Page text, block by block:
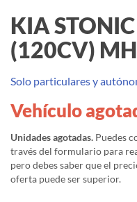
KIA
(120CV)
Solo particulares y
Vehículo
Unidades agotadas. Puedes
través del formulario para
pero debes saber que el
oferta puede ser superior.